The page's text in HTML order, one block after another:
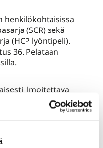
henkilökohtaisissa
(SCR) sekä
(HCP lyöntipeli).
36. Pelataan
ilmoitettava
aloitustii Back Teestä